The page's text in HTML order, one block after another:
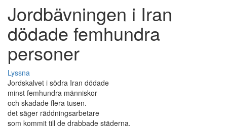
Jordbävningen i Iran
dödade femhundra
personer
Lyssna
Jordskalvet i södra Iran dödade
minst femhundra människor
och skadade flera tusen.
det säger räddningsarbetare
som kommit till de drabbade städerna.